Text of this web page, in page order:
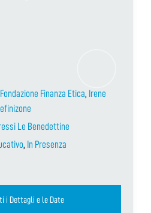
Fondazione Finanza Etica, Irene
Le Benedettine
, In Presenza
i Dettagli e le Date